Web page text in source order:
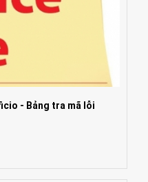
- Bảng tra mã lỗi